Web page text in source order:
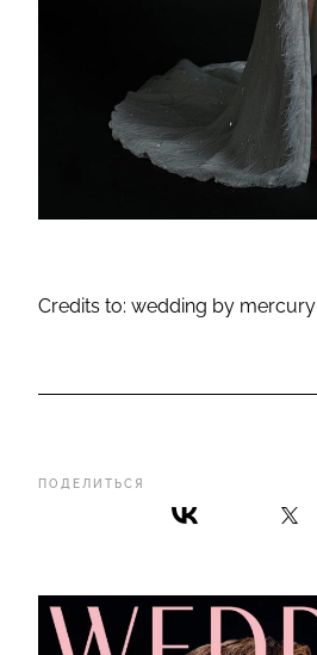
ПОДЕЛИТЬСЯ
Credits to: wedding by mercury